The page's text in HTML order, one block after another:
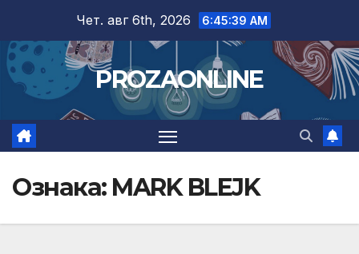
content
Чет. авг 6th, 2026 6:45:39 AM
PROZAONLINE
Ознака: MARK BLEJK